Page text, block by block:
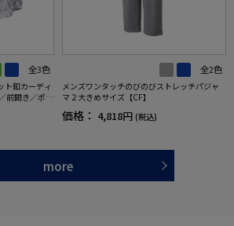
全3色
ト釦カーディ
前開き／ポロ
全2色
メンズワンタッチのびのびストレッチパジャ
マ２大きめサイズ【CF】
価格： 4,818円 (税込)
more